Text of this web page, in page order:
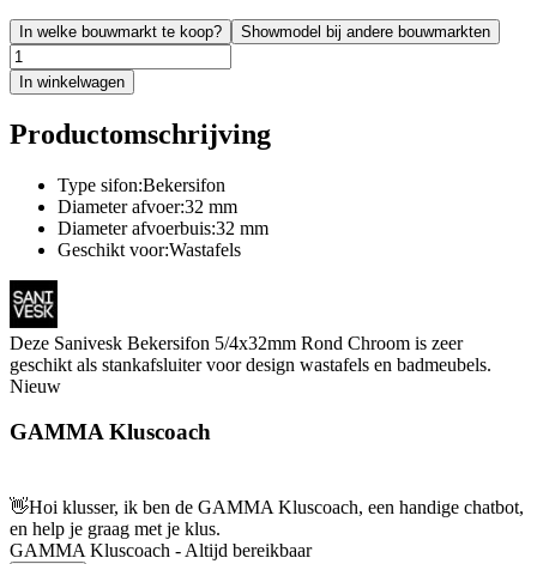
In welke bouwmarkt te koop? Showmodel bij andere bouwmarkten
In winkelwagen
Productomschrijving
Type sifon:Bekersifon
Diameter afvoer:32 mm
Diameter afvoerbuis:32 mm
Geschikt voor:Wastafels
Deze Sanivesk Bekersifon 5/4x32mm Rond Chroom is zeer
geschikt als stankafsluiter voor design wastafels en badmeubels.
Nieuw
GAMMA Kluscoach
👋Hoi klusser, ik ben de GAMMA Kluscoach, een handige chatbot,
en help je graag met je klus.
GAMMA Kluscoach - Altijd bereikbaar